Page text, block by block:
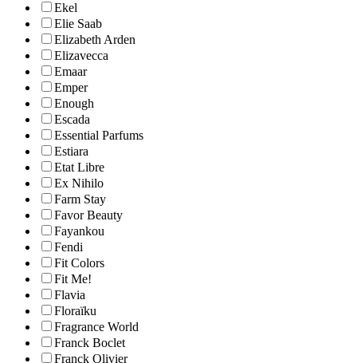
Ekel
Elie Saab
Elizabeth Arden
Elizavecca
Emaar
Emper
Enough
Escada
Essential Parfums
Estiara
Etat Libre
Ex Nihilo
Farm Stay
Favor Beauty
Fayankou
Fendi
Fit Colors
Fit Me!
Flavia
Floraïku
Fragrance World
Franck Boclet
Franck Olivier